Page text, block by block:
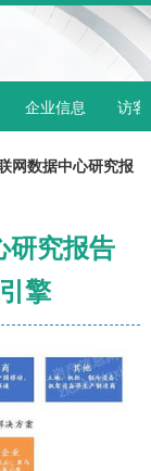
企业信息 访客
网数据中心研究报
研究报告
擎